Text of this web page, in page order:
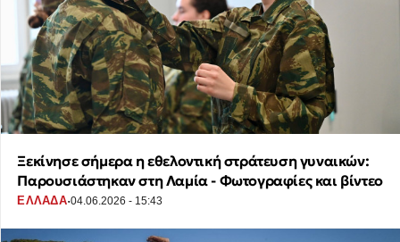
Ξεκίνησε σήμερα η εθελοντική στράτευση γυναικών:
Παρουσιάστηκαν στη Λαμία - Φωτογραφίες και βίντεο
ΕΛΛΑΔΑ·04.06.2026 - 15:43